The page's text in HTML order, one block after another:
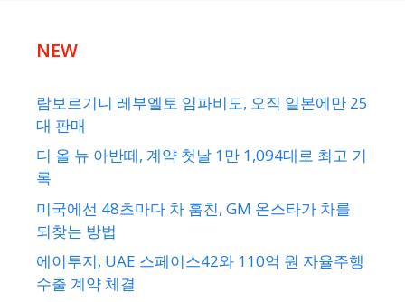
NEW
람보르기니 레부엘토 임파비도, 오직 일본에만 25
대 판매
디 올 뉴 아반떼, 계약 첫날 1만 1,094대로 최고 기
록
미국에선 48초마다 차 훔친, GM 온스타가 차를
되찾는 방법
에이투지, UAE 스페이스42와 110억 원 자율주행
수출 계약 체결